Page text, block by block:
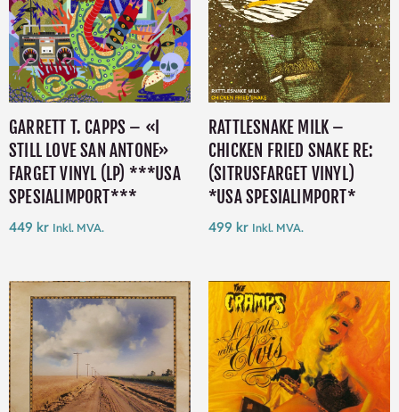
GARRETT T. CAPPS – «I
STILL LOVE SAN ANTONE»
FARGET VINYL (LP) ***USA
SPESIALIMPORT***
449 kr Inkl. MVA.
RATTLESNAKE MILK –
CHICKEN FRIED SNAKE RE:
(SITRUSFARGET VINYL)
*USA SPESIALIMPORT*
499 kr Inkl. MVA.